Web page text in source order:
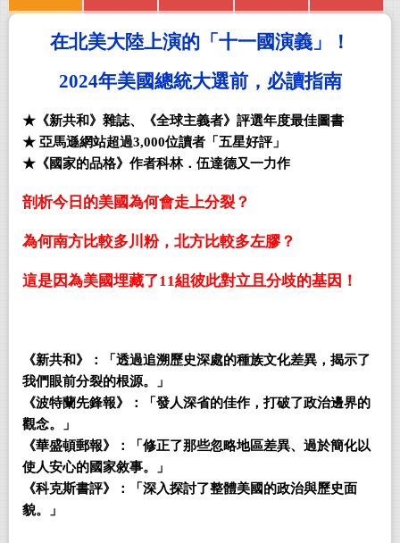
在北美大陸上演的「十一國演義」！
2024年美國總統大選前，必讀指南
★ 《新共和》雜誌、《全球主義者》評選年度最佳圖書
★ 亞馬遜網站超過3,000位讀者「五星好評」
★《國家的品格》作者科林．伍達德又一力作
剖析今日的美國為何會走上分裂？
為何南方比較多川粉，北方比較多左膠？
這是因為美國埋藏了11組彼此對立且分歧的基因！
《新共和》：「透過追溯歷史深處的種族文化差異，揭示了
我們眼前分裂的根源。」
《波特蘭先鋒報》：「發人深省的佳作，打破了政治邊界的
觀念。」
《華盛頓郵報》：「修正了那些忽略地區差異、過於簡化以
使人安心的國家敘事。」
《科克斯書評》：「深入探討了整體美國的政治與歷史面
貌。」